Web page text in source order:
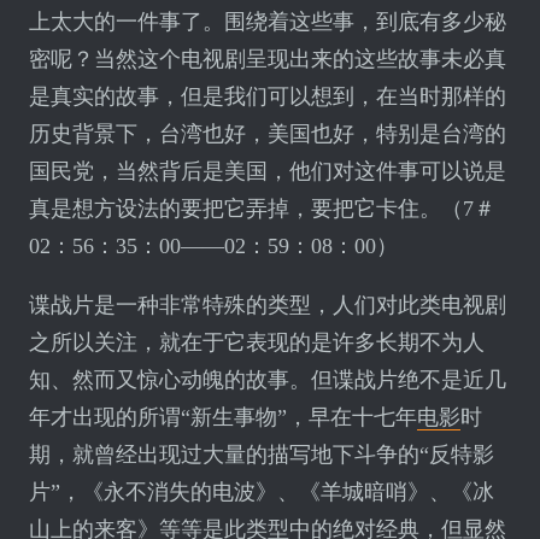
上太大的一件事了。围绕着这些事，到底有多少秘
密呢？当然这个电视剧呈现出来的这些故事未必真
是真实的故事，但是我们可以想到，在当时那样的
历史背景下，台湾也好，美国也好，特别是台湾的
国民党，当然背后是美国，他们对这件事可以说是
真是想方设法的要把它弄掉，要把它卡住。（7＃
02：56：35：00——02：59：08：00）
谍战片是一种非常特殊的类型，人们对此类电视剧
之所以关注，就在于它表现的是许多长期不为人
知、然而又惊心动魄的故事。但谍战片绝不是近几
年才出现的所谓“新生事物”，早在十七年电影时
期，就曾经出现过大量的描写地下斗争的“反特影
片”，《永不消失的电波》、《羊城暗哨》、《冰
山上的来客》等等是此类型中的绝对经典，但显然